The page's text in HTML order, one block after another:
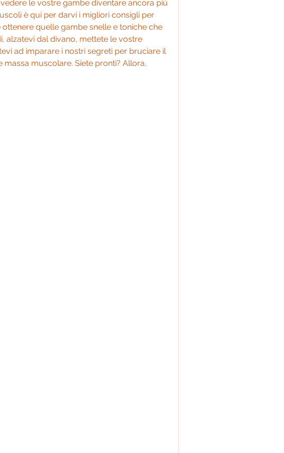
le vostre gambe diventare ancora più
è qui per darvi i migliori consigli per
quelle gambe snelle e toniche che
alzatevi dal divano, mettete le vostre
ad imparare i nostri segreti per bruciare il
muscolare. Siete pronti? Allora,